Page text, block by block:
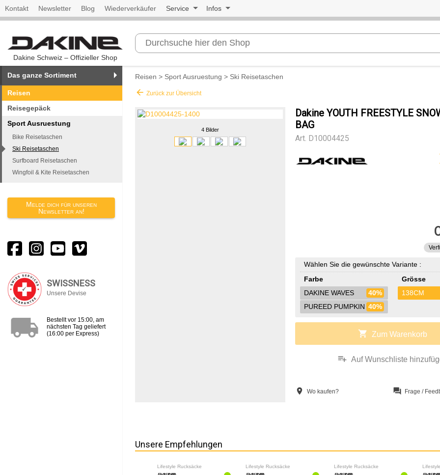
Kontakt Newsletter Blog Wiederverkäufer Service Infos
Dakine Schweiz – Offizieller Shop
Das ganze Sortiment
Reisen
Reisegepäck
Sport Ausruestung
Bike Reisetaschen
Ski Reisetaschen
Surfboard Reisetaschen
Wingfoil & Kite Reisetaschen
Melde dich für unseren
Newsletter an!
SWISSNESS
Unsere Devise
local_shipping
Bestellt vor 15:00, am
nächsten Tag geliefert
(16:00 per Express)
Reisen > Sport Ausruestung > Ski Reisetaschen
arrow_back Zurück zur Übersicht
4 Bilder
Dakine YOUTH FREESTYLE
BAG
Art. D10004425
Wählen Sie die gewünschte Variante :
Farbe
DAKINE WAVES
40%
PUREED PUMPKIN 40%
Grösse
138CM
shopping_cart Zum Warenkorb
playlist_add Auf Wunschliste
location_on Wo kaufen? question_answer Frage /
Unsere Empfehlungen
Lifestyle Rucksäcke Lifestyle Rucksäcke Lifestyle Rucksäcke